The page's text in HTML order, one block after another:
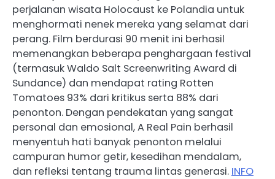
perjalanan wisata Holocaust ke Polandia untuk
menghormati nenek mereka yang selamat dari
perang. Film berdurasi 90 menit ini berhasil
memenangkan beberapa penghargaan festival
(termasuk Waldo Salt Screenwriting Award di
Sundance) dan mendapat rating Rotten
Tomatoes 93% dari kritikus serta 88% dari
penonton. Dengan pendekatan yang sangat
personal dan emosional, A Real Pain berhasil
menyentuh hati banyak penonton melalui
campuran humor getir, kesedihan mendalam,
dan refleksi tentang trauma lintas generasi. INFO